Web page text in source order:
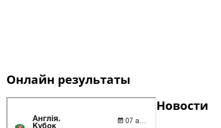
Онлайн результаты
Новости